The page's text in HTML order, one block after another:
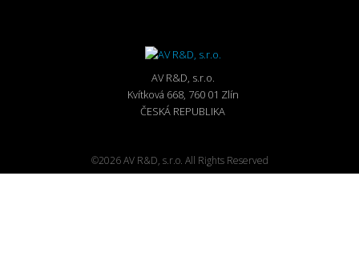
AV R&D, s.r.o.
Kvítková 668, 760 01 Zlín
ČESKÁ REPUBLIKA
©2026 AV R&D, s.r.o. All Rights Reserved